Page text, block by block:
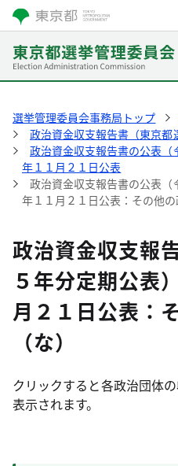
選挙管理委員会事務局トップ
政治資金収支報告書（東京都
政治資金収支報告書の公表
年１１月２１日公表
政治資金収支報告書の公表
年１１月２１日公表：その他の
政治資金収支報
５年分定期公表
月２１日公表：
（な）
クリックすると各政治団体
表示されます。